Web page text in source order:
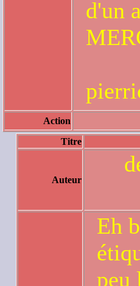
d'un
Action
Titre
Auteur
Eh
peu